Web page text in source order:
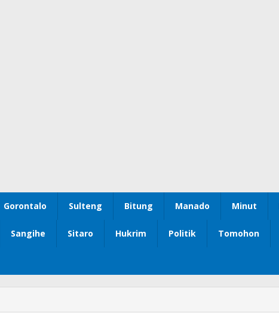
Gorontalo Sulteng Bitung Manado Minut
Sangihe Sitaro Hukrim Politik Tomohon